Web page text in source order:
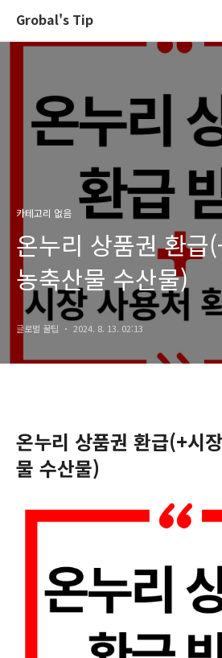
Grobal's Tip
카테고리 없음
온누리 상품권 환급
농축산물 수산물)
글로벌 꿀팁 2024. 8. 13. 02:13
온누리 상품권 환급(+시
물 수산물)